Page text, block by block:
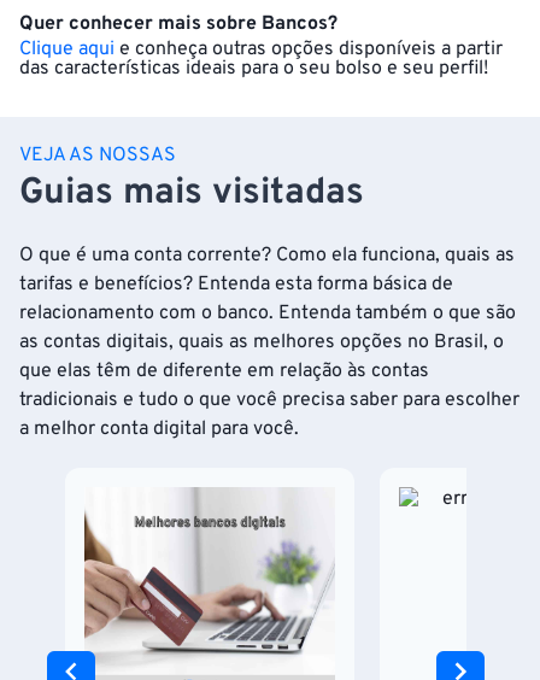
Quer conhecer mais sobre Bancos?
Clique aqui e conheça outras opções disponíveis a partir
das características ideais para o seu bolso e seu perfil!
VEJA AS NOSSAS
Guias mais visitadas
O que é uma conta corrente? Como ela funciona, quais as
tarifas e benefícios? Entenda esta forma básica de
relacionamento com o banco. Entenda também o que são
as contas digitais, quais as melhores opções no Brasil, o
que elas têm de diferente em relação às contas
tradicionais e tudo o que você precisa saber para escolher
a melhor conta digital para você.